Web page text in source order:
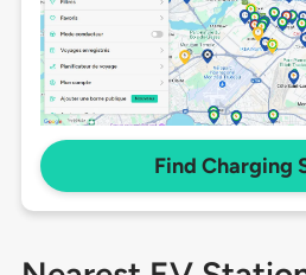
Find Charging